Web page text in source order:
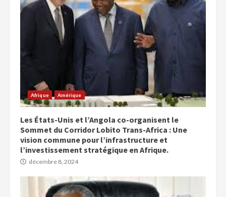
Afrique Amérique
Les États-Unis et l’Angola co-organisent le
Sommet du Corridor Lobito Trans-Africa : Une
vision commune pour l’infrastructure et
l’investissement stratégique en Afrique.
décembre 8, 2024